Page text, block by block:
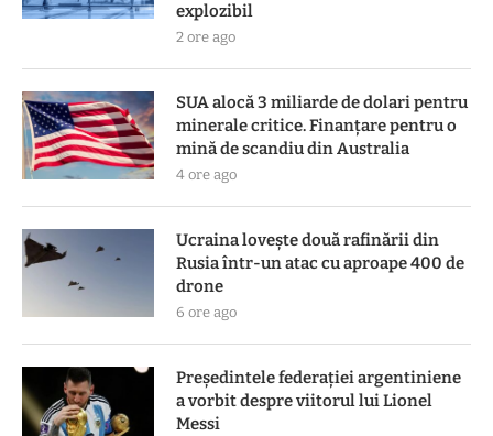
explozibil
2 ore ago
SUA alocă 3 miliarde de dolari pentru
minerale critice. Finanțare pentru o
mină de scandiu din Australia
4 ore ago
Ucraina lovește două rafinării din
Rusia într-un atac cu aproape 400 de
drone
6 ore ago
Președintele federației argentiniene
a vorbit despre viitorul lui Lionel
Messi